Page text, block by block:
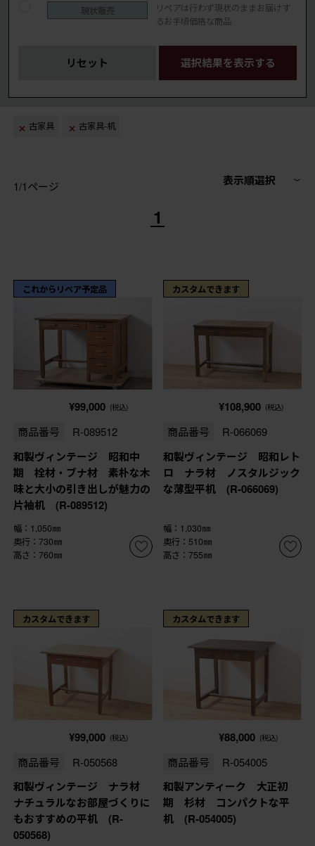
現状販売
リペアは行わず現状のままお届けす
るお手頃価格な商品
リセット 選択結果を表示する
古家具 古家具-机
1/1ページ 表示順選択
1
これからリペア予定品
¥99,000 (税込)
商品番号 R-089512
和製ヴィンテージ 昭和中
期 栓材・ブナ材 素朴な木
味と大小の引き出しが魅力の
片袖机 (R-089512)
幅：1,050㎜
奥行：730㎜
高さ：760㎜
カスタムできます
¥108,900 (税込)
商品番号 R-066069
和製ヴィンテージ 昭和レト
ロ ナラ材 ノスタルジック
な薄型平机 (R-066069)
幅：1,030㎜
奥行：510㎜
高さ：755㎜
カスタムできます
¥99,000 (税込)
商品番号 R-050568
和製ヴィンテージ ナラ材
ナチュラルなお部屋づくりに
もおすすめの平机 (R-
050568)
カスタムできます
¥88,000 (税込)
商品番号 R-054005
和製アンティーク 大正初
期 杉材 コンパクトな平
机 (R-054005)